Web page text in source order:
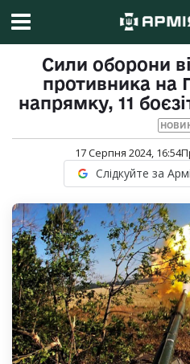
Сили оборони
противника на
напрямку, 11
17 Серпня 2024, 16:54
Слідкуйте за